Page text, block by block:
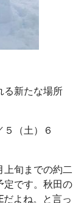
る新たな場所
（土）６
上旬までの約二
定です。秋田の
だよね。と言っ